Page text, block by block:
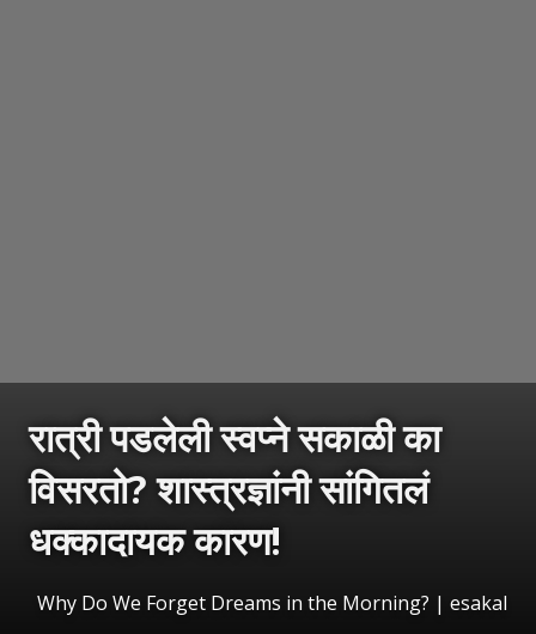
रात्री पडलेली स्वप्ने सकाळी का
विसरतो? शास्त्रज्ञांनी सांगितलं
धक्कादायक कारण!
Why Do We Forget Dreams in the Morning? | esakal